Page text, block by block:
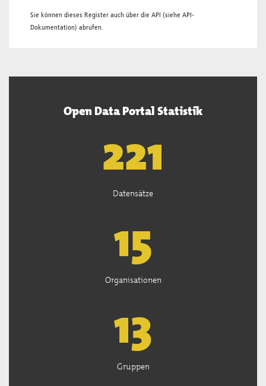
Sie können dieses Register auch über die API (siehe API-
Dokumentation) abrufen.
Open Data Portal Statistik
222
Datensätze
15
Organisationen
13
Gruppen